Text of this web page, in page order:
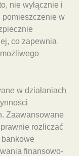
nie wyłącznie i
pomieszczenie w
co zapewnia
w działaniach
Zaawansowane
rozliczać
finansowo-